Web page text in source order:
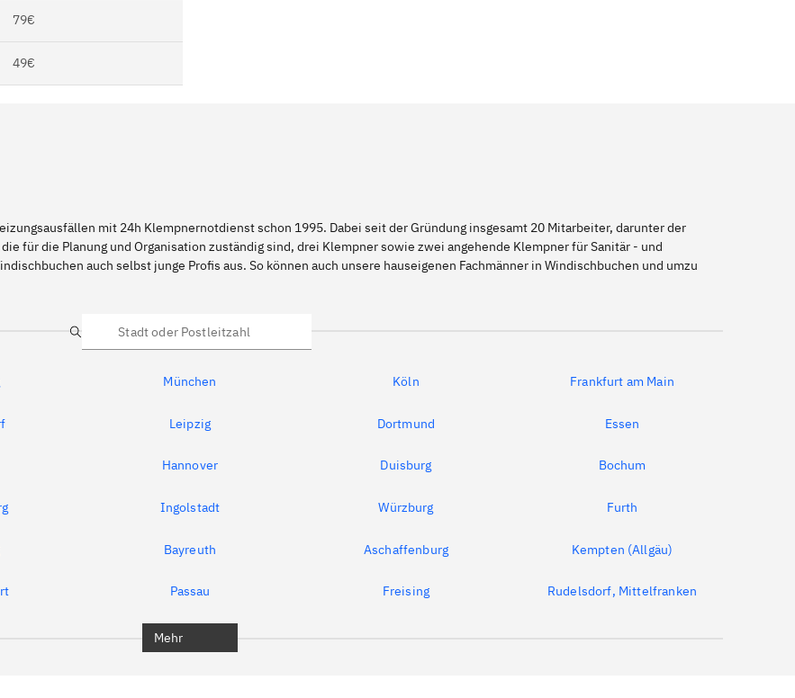
79€
49€
mit 24h Klempnernotdienst schon 1995. Dabei seit der Gründung insgesamt 20 Mitarbeiter, darunter der
für die Planung und Organisation zuständig sind, drei Klempner sowie zwei angehende Klempner für Sanitär - und
auch selbst junge Profis aus. So können auch unsere hauseigenen Fachmänner in Windischbuchen und umzu
Suche
München Köln Frankfurt am Main
Leipzig Dortmund Essen
Hannover Duisburg Bochum
Ingolstadt Würzburg Furth
Bayreuth Aschaffenburg Kempten (Allgäu)
Passau Freising Rudelsdorf, Mittelfranken
Mehr